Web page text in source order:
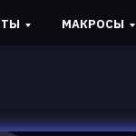
МАКРОСЫ